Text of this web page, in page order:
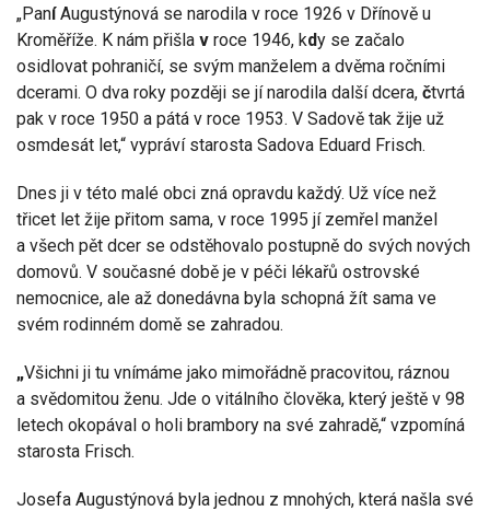
„PaníAugustýnová se narodila v roce 1926 v Dřínově u
Kroměříže. K nám přišla v roce 1946, kdy se začalo
osidlovat pohraničí, se svým manželem a dvěma ročními
dcerami. O dva roky později se jí narodila další dcera, čtvrtá
pak v roce 1950 a pátá v roce 1953. V Sadově tak žije už
osmdesát let,“ vypráví starosta Sadova Eduard Frisch.
Dnes ji v této malé obci zná opravdu každý. Už více než
třicet let žije přitom sama, v roce 1995 jí zemřel manžel
a všech pět dcer se odstěhovalo postupně do svých nových
domovů. V současné době je v péči lékařů ostrovské
nemocnice, ale až donedávna byla schopná žít sama ve
svém rodinném domě se zahradou.
„Všichni ji tu vnímáme jako mimořádně pracovitou, ráznou
a svědomitou ženu. Jde o vitálního člověka, který ještě v 98
letech okopával o holi brambory na své zahradě,“ vzpomíná
starosta Frisch.
Josefa Augustýnová byla jednou z mnohých, která našla své